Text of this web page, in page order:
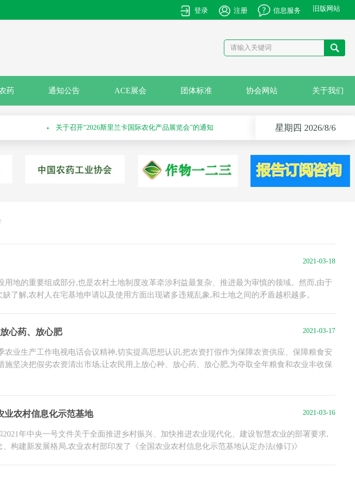
旧版网站
信息服务
注册
登录
药 通知公告 ACE展会 团体标准 协会网站 关于我们
关于召开“2026斯里兰卡国际农化产品展览会”的通知
关于举办第六十九届系列作物解决方案会议之科学安全使用农药及作物单产提升技术培训会的
星期四 2026/8/6
2021-03-18
用地的重要组成部分,也是农村土地制度改革牵涉利益最复杂、推进最为审慎的领域。然而,由于
了解,农村人在宅基地申请以及使用方面出现诸多违规乱象,和土地之间的矛盾越积越多。
心药、放心肥 2021-03-17
农业生产工作电视电话会议精神,切实提高思想认识,把农资打假作为保障农资供应、保障粮食安
施坚决把假劣农资清出市场,让农民用上放心种、放心药、放心肥,为夺取全年粮食和农业丰收保
业农村信息化示范基地 2021-03-16
年中央一号文件关于全面推进乡村振兴、加快推进农业现代化、建设智慧农业的部署要求,
构建新发展格局,农业农村部印发了《全国农业农村信息化示范基地认定办法(修订)》